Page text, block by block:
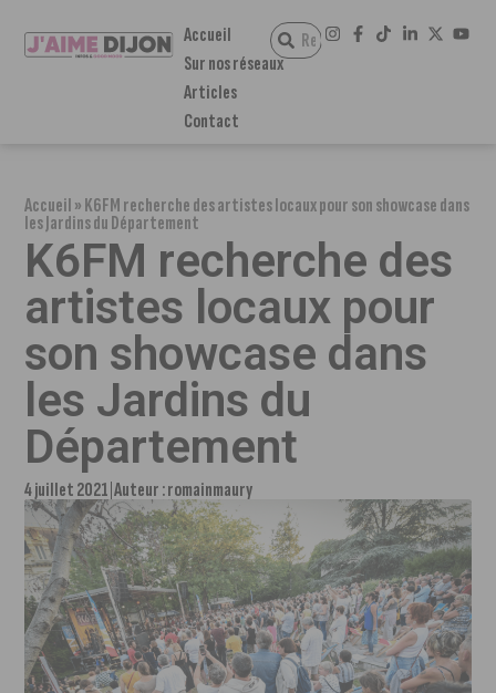
Accueil
Sur nos réseaux
Articles
Contact
Accueil»K6FM recherche des artistes locaux pour son showcase dans
les Jardins du Département
K6FM recherche des
artistes locaux pour
son showcase dans
les Jardins du
Département
4 juillet 2021 Auteur :romainmaury